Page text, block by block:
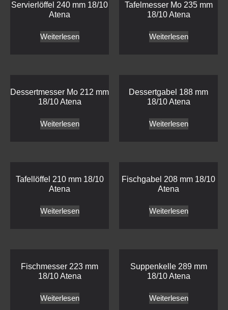
Servierlöffel 240 mm 18/10
Atena
Weiterlesen
Tafelmesser Mo 235 mm
18/10 Atena
Weiterlesen
Dessertmesser Mo 212 mm
18/10 Atena
Weiterlesen
Dessertgabel 188 mm
18/10 Atena
Weiterlesen
Tafellöffel 210 mm 18/10
Atena
Weiterlesen
Fischgabel 208 mm 18/10
Atena
Weiterlesen
Fischmesser 223 mm
18/10 Atena
Weiterlesen
Suppenkelle 289 mm
18/10 Atena
Weiterlesen